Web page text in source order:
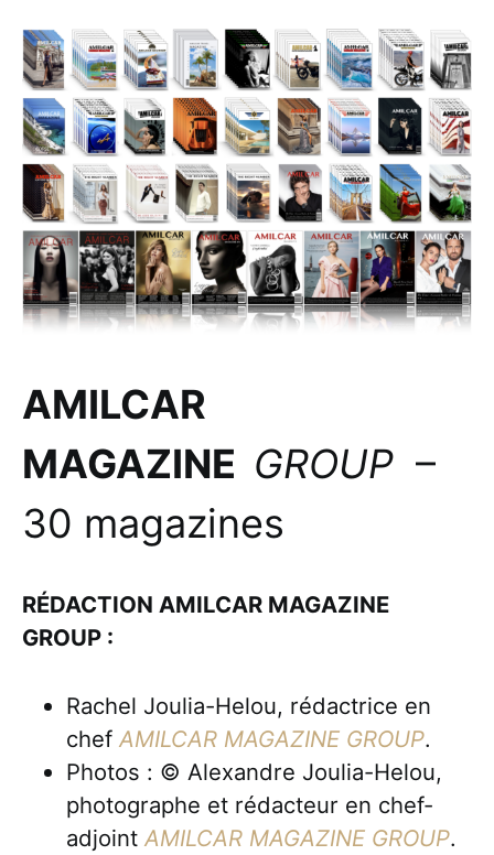
AMILCAR
MAGAZINE GROUP –
30 magazines
RÉDACTION AMILCAR MAGAZINE
GROUP :
Rachel Joulia-Helou, rédactrice en
chef AMILCAR MAGAZINE GROUP.
Photos : © Alexandre Joulia-Helou,
photographe et rédacteur en chef-
adjoint AMILCAR MAGAZINE GROUP.